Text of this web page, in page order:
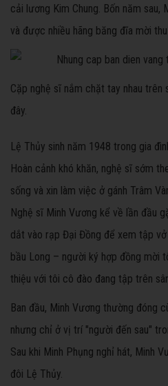
cải lương Kim Chung. Bốn năm sau,
và được nhiều hãng băng đĩa mời
Cặp nghệ sĩ nắm chặt tay nhau trên
đây.
Lệ Thủy sinh năm 1948 trong gia
Hoàn cảnh khó khăn, nghệ sĩ sớm
sống và xin làm việc ở gánh Trâm
Nghệ sĩ Minh Vương kể về lần đầu
dắt vào rạp Đại Đồng để xem tập vở
bầu Long – người ký hợp đồng mời
thiệu với tôi cô đào đang tập trên
Ban đầu, Minh Vương thường đóng
nhưng chỉ ở vị trí "người đến sau"
Sau khi Minh Phụng nghỉ hát, Minh
đôi Lệ Thủy.